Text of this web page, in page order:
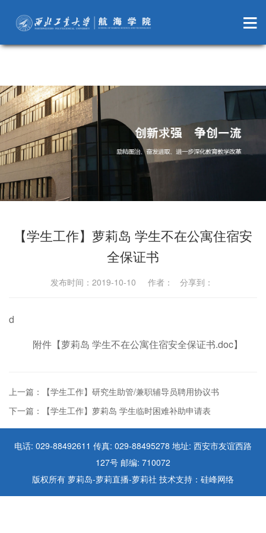
萝莉岛
【学生工作】萝莉岛 学生不在公寓住宿安
全保证书
发布时间：2019-10-10 作者： 分享到：
d
附件【萝莉岛 学生不在公寓住宿安全保证书.doc】
上一篇：【学生工作】研究生助管/兼职辅导员聘用协议书
下一篇：【学生工作】萝莉岛 学生临时困难补助申请表
电话: 029-88492611 传真: 029-88495278 地址: 西安市友谊西路
127号 邮编: 710072
版权所有 萝莉岛-萝莉直播-萝莉社 技术支持：硅峰网络